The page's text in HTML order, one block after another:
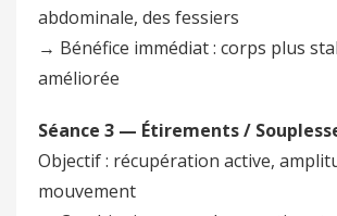
abdominale, des fessiers
→ Bénéfice immédiat : corps plus
améliorée
Séance 3 — Étirements /
Objectif : récupération active,
mouvement